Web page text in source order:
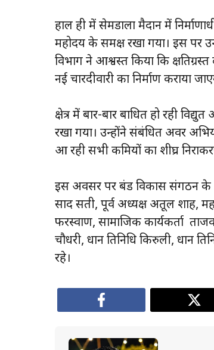
हाल ही में सेमडाला मैदान में
महोदय के समक्ष रखा गया। इस पर
विभाग ने आश्वस्त किया कि
नई चारदीवारी का निर्माण कराया
क्षेत्र में बार-बार बाधित हो रही
रखा गया। उन्होंने संबंधित अवर
आ रही सभी कमियों का शीघ्र
इस अवसर पर बंड विकास संगठन के
प्रसाद सती, पूर्व अध्यक्ष अतूल शाह,
फरस्वाण, सामाजिक कार्यकर्ता
चौधरी, प्रधान प्रतिनिधि किरुली,
रहे।